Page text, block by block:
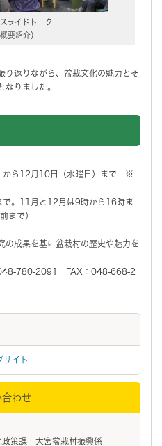
ライドトーク
要紹介）
返りながら、盆栽文化の魅力とそ
なりました。
から12月10日（水曜日）まで ※
。11月と12月は9時から16時ま
まで）
成果を基に盆栽村の歴史や魅力を
048-780-2091 FAX：048-668-2
サイト
合わせ
政策課 大宮盆栽村振興係